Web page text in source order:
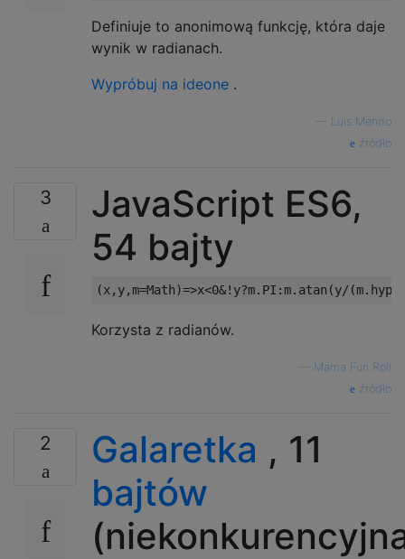
Definiuje to anonimową funkcję, która daje
wynik w radianach.
Wypróbuj na ideone .
Luis Mendo
źródło
3
JavaScript ES6,
54 bajty
Korzysta z radianów.
Mama Fun Roll
źródło
2 Galaretka , 11
bajtów